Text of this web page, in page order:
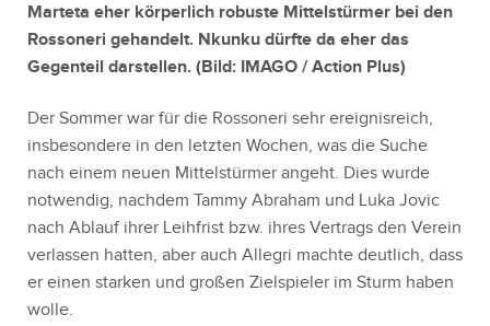
Marteta eher körperlich robuste Mittelstürmer bei den
Rossoneri gehandelt. Nkunku dürfte da eher das
Gegenteil darstellen. (Bild: IMAGO / Action Plus)
Der Sommer war für die Rossoneri sehr ereignisreich,
insbesondere in den letzten Wochen, was die Suche
nach einem neuen Mittelstürmer angeht. Dies wurde
notwendig, nachdem Tammy Abraham und Luka Jovic
nach Ablauf ihrer Leihfrist bzw. ihres Vertrags den Verein
verlassen hatten, aber auch Allegri machte deutlich, dass
er einen starken und großen Zielspieler im Sturm haben
wolle.